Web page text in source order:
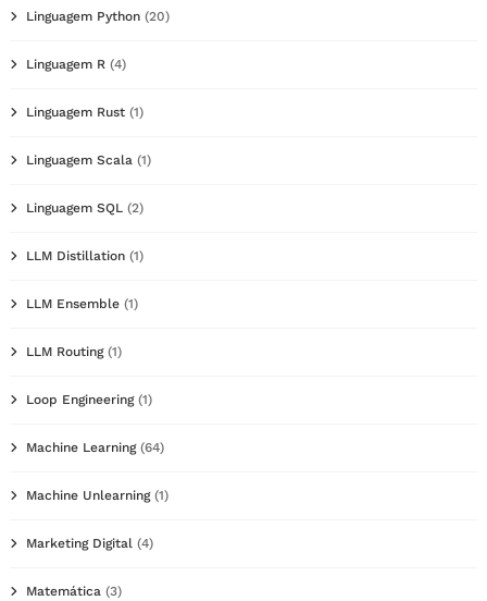
Linguagem Python (20)
Linguagem R (4)
Linguagem Rust (1)
Linguagem Scala (1)
Linguagem SQL (2)
LLM Distillation (1)
LLM Ensemble (1)
LLM Routing(1)
Loop Engineering(1)
Machine Learning(64)
Machine Unlearning(1)
Marketing Digital (4)
Matemática (3)